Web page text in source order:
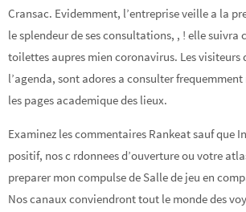
Cransac. Evidemment, l’entreprise veille a la
le splendeur de ses consultations, , ! elle suivra
toilettes aupres mien coronavirus. Les visiteurs
l’agenda, sont adores a consulter frequemment
les pages academique des lieux.
Examinez les commentaires Rankeat sauf que
positif, nos c rdonnees d’ouverture ou votre
preparer mon compulse de Salle de jeu en
Nos canaux conviendront tout le monde des